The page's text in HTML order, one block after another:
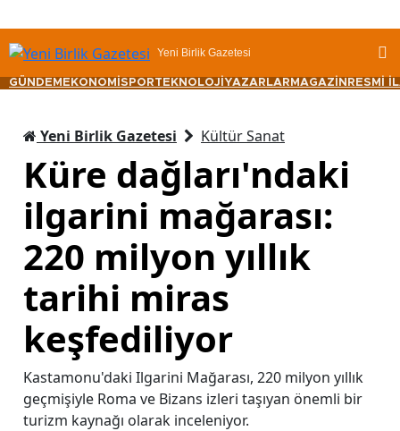
Yeni Birlik Gazetesi
GÜNDEM EKONOMİ SPORTEKNOLOJİ YAZARLAR MAGAZİN RESMİ
Yeni Birlik Gazetesi Kültür Sanat
Küre dağları'ndaki
ilgarini mağarası:
220 milyon yıllık
tarihi miras
keşfediliyor
Kastamonu'daki Ilgarini Mağarası, 220 milyon yıllık
geçmişiyle Roma ve Bizans izleri taşıyan önemli bir
turizm kaynağı olarak inceleniyor.